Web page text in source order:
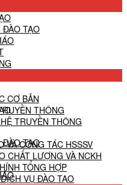
ĐÀO TẠO
ĐÀO TẠO
CƠ BẢN
THÔNG
TRUYỀN THÔNG
VÀ CÔNG TÁC HSSSV
CHẤT LƯỢNG VÀ NCKH
TỔNG HỢP
VỤ ĐÀO TẠO